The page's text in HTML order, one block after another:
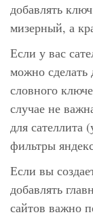
добавлять
мизерный, а
Если у вас
можно сделать
словного
случае не
для сателлита
фильтры
Если вы
добавлять
сайтов важно